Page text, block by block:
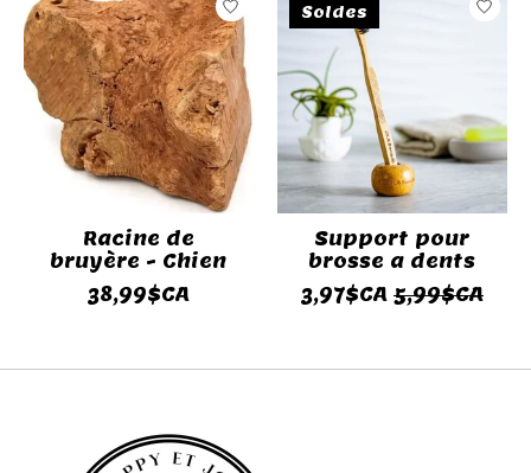
Racine de
bruyère - Chien
38,99$CA
Soldes
Support pour
brosse a dents
3,97$CA 5,99$CA